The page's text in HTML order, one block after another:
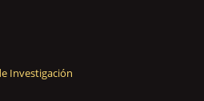
Investigación